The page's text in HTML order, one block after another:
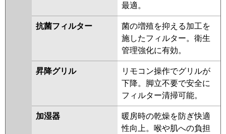
最適。
抗菌フィルター
菌の増殖を抑える加工を
施したフィルター。衛生
管理強化に有効。
昇降グリル
リモコン操作でグリルが
下降。脚立不要で安全に
フィルター清掃可能。
加湿器
暖房時の乾燥を防ぎ快適
性向上。喉や肌への負担